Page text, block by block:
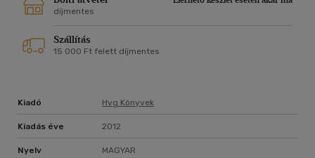
díjmentes
Szállítás
15 000 Ft felett díjmentes
Kiadó Hvg Könyvek
Kiadás éve 2012
Nyelv MAGYAR